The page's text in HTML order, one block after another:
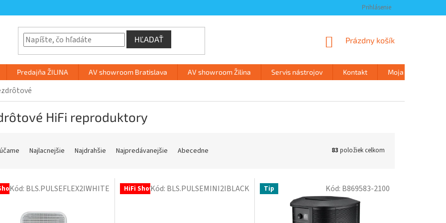
Prihlásenie
HĽADAŤ
NÁKUPNÝ
Prázdny košík
Predajňa ŽILINA AV showroom Bratislava AV showroom Žilina Servis nástrojov Kontakt Moja objednávka
HiFi reproduktory
Najlacnejšie Najdrahšie Najpredávanejšie Abecedne 83 položiek celkom
Kód: BLS.PULSEFLEX2IWHITE HiFi Showroom
Kód: BLS.PULSEMINI2IBLACK Tip Kód: B869583-2100